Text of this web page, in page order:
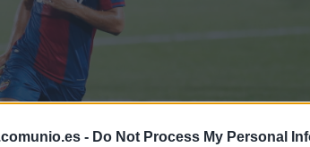
- Do Not Process My Personal